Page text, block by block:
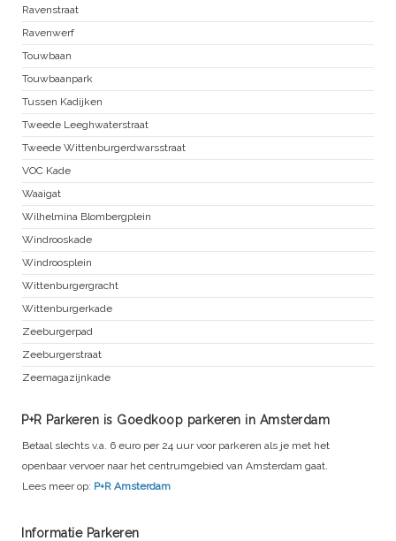
Ravenstraat
Ravenwerf
Touwbaan
Touwbaanpark
Tussen Kadijken
Tweede Leeghwaterstraat
Tweede Wittenburgerdwarsstraat
VOC Kade
Waaigat
Wilhelmina Blombergplein
Windrooskade
Windroosplein
Wittenburgergracht
Wittenburgerkade
Zeeburgerpad
Zeeburgerstraat
Zeemagazijnkade
P+R Parkeren is Goedkoop parkeren in Amsterdam
Betaal slechts v.a. 6 euro per 24 uur voor parkeren als je met het
openbaar vervoer naar het centrumgebied van Amsterdam gaat.
Lees meer op: P+R Amsterdam
Informatie Parkeren